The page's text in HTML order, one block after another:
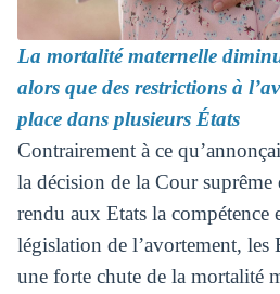
La mortalité maternelle
alors que des restrictions à
place dans plusieurs États
Contrairement à ce
la décision de la Cour suprême
rendu aux Etats la compétence
législation de l’avortement, les
une forte chute de la mortalité